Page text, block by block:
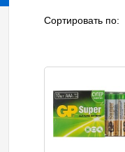
Сортировать